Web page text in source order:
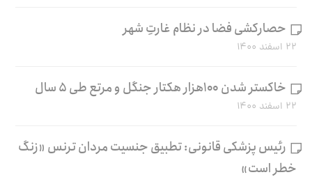
حصارکشی فضا در نظام غارتِ شهر
۲۲ اسفند ۱۴۰۰
خاکستر شدن ۱۰۰هزار هکتار جنگل و مرتع طی ۵ سال
۲۲ اسفند ۱۴۰۰
رئیس پزشکی قانونی: تطبیق جنسیت مردان ترنس «زنگ
خطر است»